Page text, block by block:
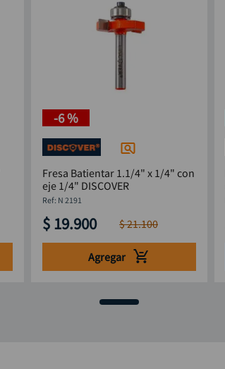
-6 %
Fresa Batientar 1.1/4" x 1/4" con
eje 1/4" DISCOVER
: N 2191
$ 19.900 $21.100
Agregar